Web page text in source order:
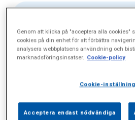
Vårdgivare (1)
Sidor (0) Press (1)
Genom att klicka på "acceptera alla cookies"
cookies på din enhet för att förbättra
analysera webbplatsens användning och
marknadsföringsinsatser. Cookie-policy
Cookie-
Acceptera endast nödvändiga